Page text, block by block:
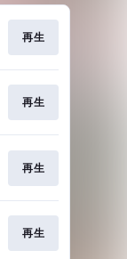
再生
再生
再生
再生